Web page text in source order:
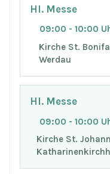
Hl. Messe
09:00 - 10:00
Kirche St.
Werdau
Hl. Messe
09:00 - 10:00
Kirche St.